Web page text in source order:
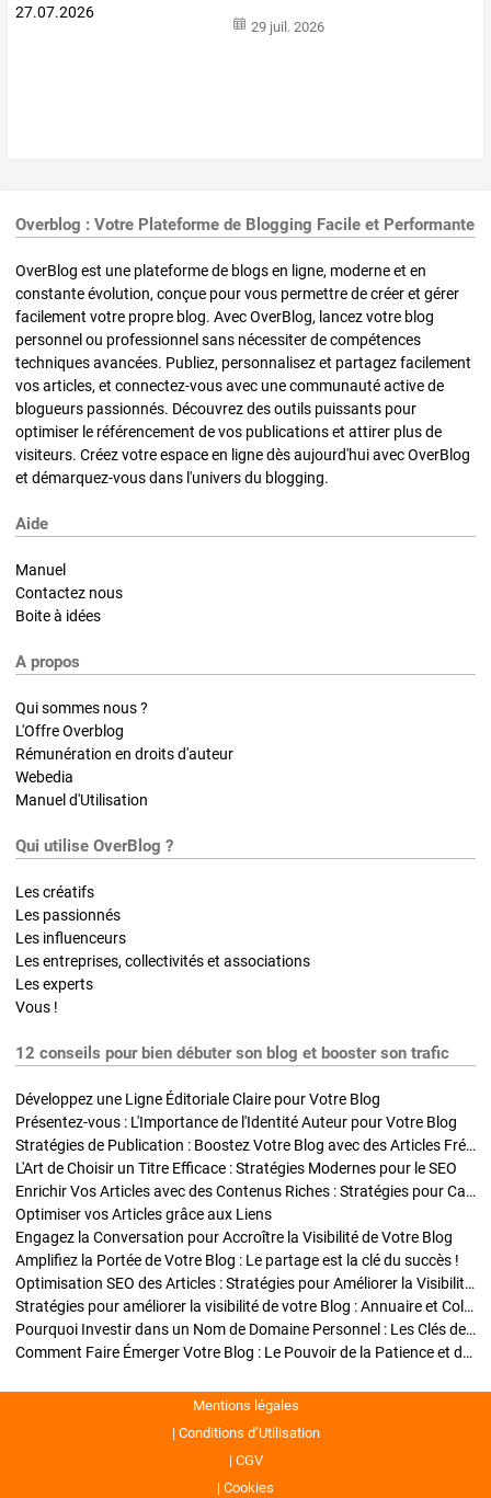
29 juil. 2026
Overblog : Votre Plateforme de Blogging Facile et Performante
OverBlog est une plateforme de blogs en ligne, moderne et en
constante évolution, conçue pour vous permettre de créer et gérer
facilement votre propre blog. Avec OverBlog, lancez votre blog
personnel ou professionnel sans nécessiter de compétences
techniques avancées. Publiez, personnalisez et partagez facilement
vos articles, et connectez-vous avec une communauté active de
blogueurs passionnés. Découvrez des outils puissants pour
optimiser le référencement de vos publications et attirer plus de
visiteurs. Créez votre espace en ligne dès aujourd'hui avec OverBlog
et démarquez-vous dans l'univers du blogging.
Aide
Manuel
Contactez nous
Boite à idées
A propos
Qui sommes nous ?
L'Offre Overblog
Rémunération en droits d'auteur
Webedia
Manuel d'Utilisation
Qui utilise OverBlog ?
Les créatifs
Les passionnés
Les influenceurs
Les entreprises, collectivités et associations
Les experts
Vous !
12 conseils pour bien débuter son blog et booster son trafic
Développez une Ligne Éditoriale Claire pour Votre Blog
Présentez-vous : L'Importance de l'Identité Auteur pour Votre Blog
Stratégies de Publication : Boostez Votre Blog avec des Articles Fréquents et Exclusifs
L'Art de Choisir un Titre Efficace : Stratégies Modernes pour le SEO
Enrichir Vos Articles avec des Contenus Riches : Stratégies pour Captiver et Optimiser
Optimiser vos Articles grâce aux Liens
Engagez la Conversation pour Accroître la Visibilité de Votre Blog
Amplifiez la Portée de Votre Blog : Le partage est la clé du succès !
Optimisation SEO des Articles : Stratégies pour Améliorer la Visibilité de Votre Blog
Stratégies pour améliorer la visibilité de votre Blog : Annuaire et Collaborations
Pourquoi Investir dans un Nom de Domaine Personnel : Les Clés de la Réussite de Votre Blog
Comment Faire Émerger Votre Blog : Le Pouvoir de la Patience et de la Persévérance
Mentions légales
Conditions d’Utilisation
CGV
Cookies